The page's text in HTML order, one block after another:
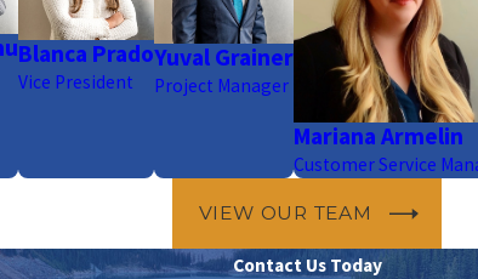
Blanca Prado
Vice President
Yuval Grainer
Project Manager
Mariana Armelin
Customer Service
VIEW OUR TEAM
Contact Us Today